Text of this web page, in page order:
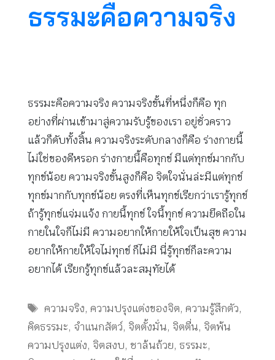
ธรรมะคือความจริง
ธรรมะคือความจริง ความจริงขั้นที่หนึ่งก็คือ ทุก
อย่างที่ผ่านเข้ามาสู่ความรับรู้ของเรา อยู่ชั่วคราว
แล้วก็ดับทั้งสิ้น ความจริงระดับกลางก็คือ ร่างกายนี้
ไม่ใช่ของดีหรอก ร่างกายนี้คือทุกข์ มีแต่ทุกข์มากกับ
ทุกข์น้อย ความจริงขั้นสูงก็คือ จิตใจนั่นล่ะมีแต่ทุกข์
ทุกข์มากกับทุกข์น้อย ตรงที่เห็นทุกข์เรียกว่าเรารู้ทุกข์
ถ้ารู้ทุกข์แจ่มแจ้ง กายนี้ทุกข์ ใจนี้ทุกข์ ความยึดถือใน
กายในใจก็ไม่มี ความอยากให้กายให้ใจเป็นสุข ความ
อยากให้กายให้ใจไม่ทุกข์ ก็ไม่มี นี่รู้ทุกข์ก็ละความ
อยากได้ เรียกรู้ทุกข์แล้วละสมุทัยได้
Tags
ความจริง,ความปรุงแต่งของจิต,ความรู้สึกตัว,
คิดธรรมะ, จำแนกสัตว์, จิตตั้งมั่น, จิตตื่น, จิตพ้น
ความปรุงแต่ง, จิตสงบ, ชาล้นถ้วย, ธรรมะ,